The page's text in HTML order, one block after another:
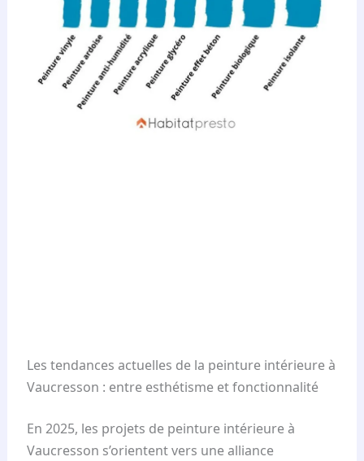
Les tendances actuelles de la peinture intérieure à
Vaucresson : entre esthétisme et fonctionnalité
En 2025, les projets de peinture intérieure à
Vaucresson s’orientent vers une alliance